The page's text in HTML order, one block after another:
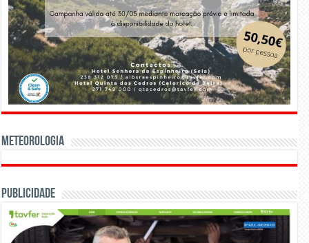
Meteorologia
Publicidade